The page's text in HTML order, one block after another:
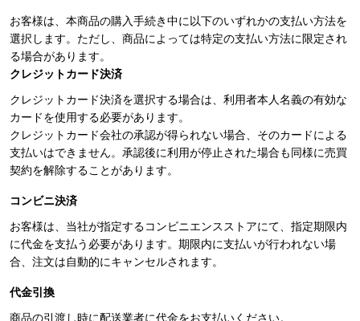
お客様は、本商品の購入手続き中に以下のいずれかの支払い方法を
選択します。ただし、商品によっては特定の支払い方法に限定され
る場合があります。
クレジットカード決済
クレジットカード決済を選択する場合は、利用者本人名義の有効な
カードを使用する必要があります。
クレジットカード会社の承認が得られない場合、そのカードによる
支払いはできません。承認後に利用が停止された場合も同様に売買
契約を解除することがあります。
コンビニ決済
お客様は、当社が指定するコンビニエンスストアにて、指定期限内
に代金を支払う必要があります。期限内に支払いが行われない場
合、注文は自動的にキャンセルされます。
代金引換
商品の引渡し時に配送業者に代金をお支払いください。